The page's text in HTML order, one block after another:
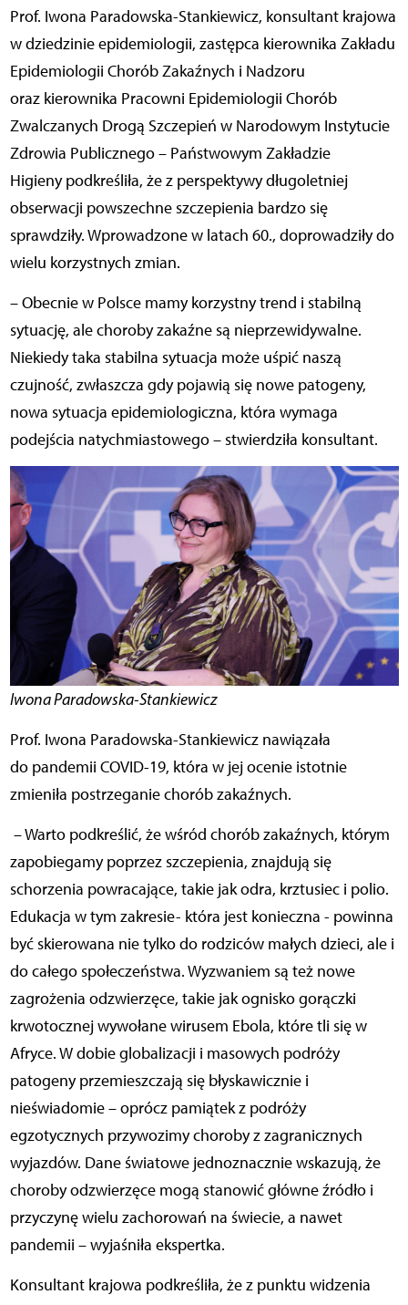
Prof. Iwona Paradowska-Stankiewicz, konsultant krajowa
w dziedzinie epidemiologii, zastępca kierownika Zakładu
Epidemiologii Chorób Zakaźnych i Nadzoru
oraz kierownika Pracowni Epidemiologii Chorób
Zwalczanych Drogą Szczepień w Narodowym Instytucie
Zdrowia Publicznego – Państwowym Zakładzie
Higienypodkreśliła, że z perspektywy długoletniej
obserwacji powszechne szczepienia bardzo się
sprawdziły. Wprowadzone w latach 60., doprowadziły do
wielu korzystnych zmian.
– Obecnie w Polsce mamy korzystny trend i stabilną
sytuację, ale choroby zakaźne są nieprzewidywalne.
Niekiedy taka stabilna sytuacja może uśpić naszą
czujność, zwłaszcza gdy pojawią się nowe patogeny,
nowa sytuacja epidemiologiczna, która wymaga
podejścia natychmiastowego – stwierdziła konsultant.
Iwona Paradowska-Stankiewicz
Prof. Iwona Paradowska-Stankiewicz nawiązała
do pandemii COVID-19, która w jej ocenie istotnie
zmieniła postrzeganie chorób zakaźnych.
– Warto podkreślić, że wśród chorób zakaźnych, którym
zapobiegamy poprzez szczepienia, znajdują się
schorzenia powracające, takie jak odra, krztusiec i polio.
Edukacja w tym zakresie- która jest konieczna - powinna
być skierowana nie tylko do rodziców małych dzieci, ale i
do całego społeczeństwa. Wyzwaniem są też nowe
zagrożenia odzwierzęce, takie jak ognisko gorączki
krwotocznej wywołane wirusem Ebola, które tli się w
Afryce. W dobie globalizacji i masowych podróży
patogeny przemieszczają się błyskawicznie i
nieświadomie – oprócz pamiątek z podróży
egzotycznych przywozimychorobyz zagranicznych
wyjazdów. Dane światowe jednoznacznie wskazują, że
choroby odzwierzęce mogą stanowić główne źródło i
przyczynę wielu zachorowań na świecie, a nawet
pandemii – wyjaśniła ekspertka.
Konsultant krajowa podkreśliła, że z punktu widzenia